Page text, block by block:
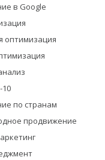
в Google
оптимизация
по странам
продвижение